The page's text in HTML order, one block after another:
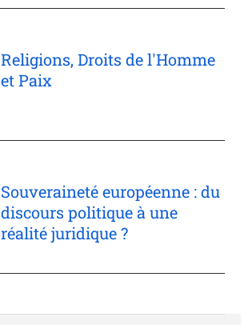
Religions, Droits de l'Homme
et Paix
Souveraineté européenne : du
discours politique à une
réalité juridique ?